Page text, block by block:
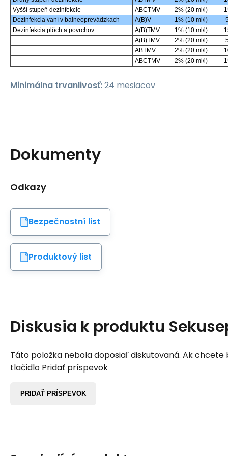
Vyšší stupeň dezinfekcie
ABCTMV 2% (20 ml/l)
Dezinfekcia vaní v balneoprevádzkach
A(B)V 1% (10 ml/l)
Dezinfekcia plôch a povrchov:
A(B)TMV 1% (10 ml/l)
A(B)TMV
2% (20 ml/l)
ABTMV
2% (20 ml/l)
ABCTMV
2% (20 ml/l)
Minimálna trvanlivosť:24 mesiacov
Dokumenty
Odkazy
Bezpečnostní list
Produktový list
Diskusia k produktu
Táto položka nebola doposiaľ diskutovaná. Ak chcete
tlačidlo Pridať príspevok
PRIDAŤ PRÍSPEVOK